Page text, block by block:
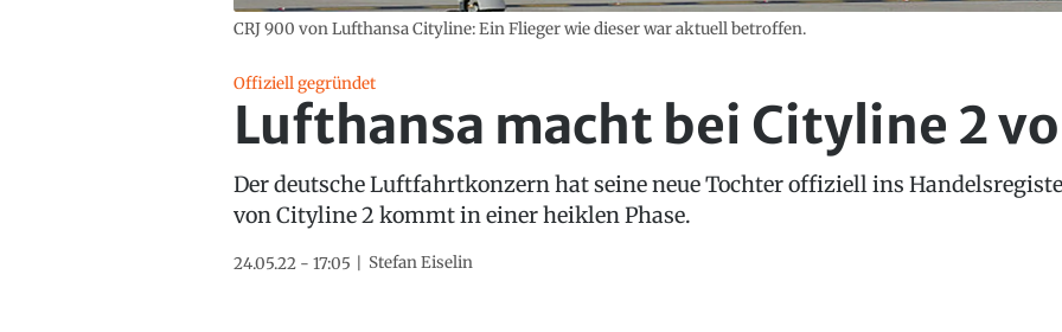
CRJ 900 von Lufthansa Cityline: Ein Flieger wie dieser war aktuell betroffen.
Offiziell gegründet
Lufthansa macht bei Cityline 2
Der deutsche Luftfahrtkonzern hat seine neue Tochter offiziell ins
von Cityline 2 kommt in einer heiklen Phase.
24.05.22 - 17:05 Stefan Eiselin